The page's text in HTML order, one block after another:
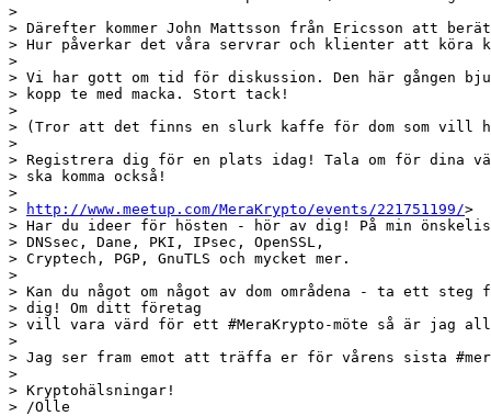
>
> Därefter kommer John Mattsson från Ericsson att
> Hur påverkar det våra servrar och klienter att köra
>
> Vi har gott om tid för diskussion. Den här gången
> kopp te med macka. Stort tack!
>
> (Tror att det finns en slurk kaffe för dom som vill
>
> Registrera dig för en plats idag! Tala om för dina
> ska komma också!
>
>
http://www.meetup.com/MeraKrypto/events/221751199/>
> Har du ideer för hösten - hör av dig! På min
> DNSsec, Dane, PKI, IPsec, OpenSSL,
> Cryptech, PGP, GnuTLS och mycket mer.
>
> Kan du något om något av dom områdena - ta ett steg
> dig! Om ditt företag
> vill vara värd för ett #MeraKrypto-möte så är jag
>
> Jag ser fram emot att träffa er för vårens sista
>
> Kryptohälsningar!
> /Olle